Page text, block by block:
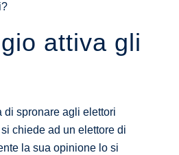
attiva gli
di spronare agli elettori
chiede ad un elettore di
la sua opinione lo si